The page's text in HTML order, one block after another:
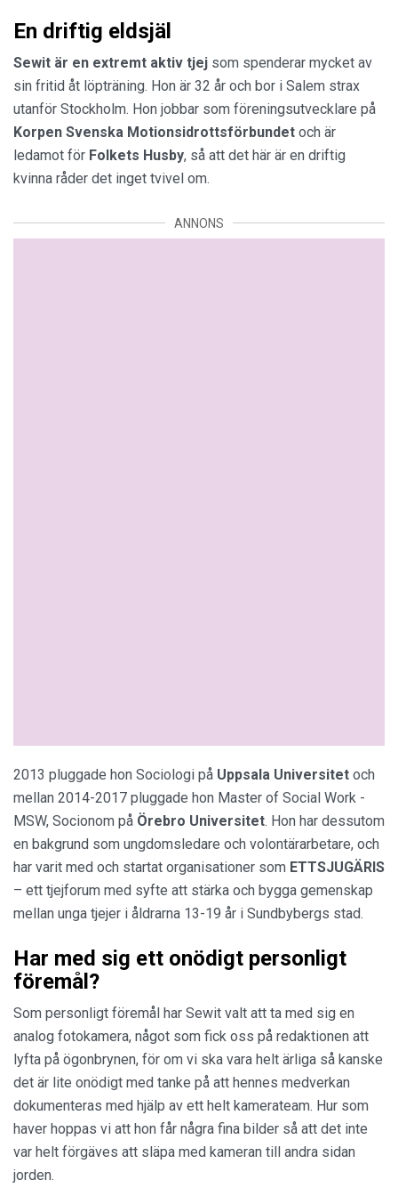
En driftig eldsjäl
Sewit är en extremt aktiv tjej som spenderar mycket av
sin fritid åt löpträning. Hon är 32 år och bor i Salem strax
utanför Stockholm. Hon jobbar som föreningsutvecklare på
Korpen Svenska Motionsidrottsförbundet och är
ledamot för Folkets Husby, så att det här är en driftig
kvinna råder det inget tvivel om.
ANNONS
2013 pluggade hon Sociologi på Uppsala Universitet och
mellan 2014-2017 pluggade hon Master of Social Work -
MSW, Socionom på Örebro Universitet. Hon har dessutom
en bakgrund som ungdomsledare och volontärarbetare, och
har varit med och startat organisationer som ETTSJUGÄRIS
– ett tjejforum med syfte att stärka och bygga gemenskap
mellan unga tjejer i åldrarna 13-19 år i Sundbybergs stad.
Har med sig ett onödigt personligt
föremål?
Som personligt föremål har Sewit valt att ta med sig en
analog fotokamera, något som fick oss på redaktionen att
lyfta på ögonbrynen, för om vi ska vara helt ärliga så kanske
det är lite onödigt med tanke på att hennes medverkan
dokumenteras med hjälp av ett helt kamerateam. Hur som
haver hoppas vi att hon får några fina bilder så att det inte
var helt förgäves att släpa med kameran till andra sidan
jorden.